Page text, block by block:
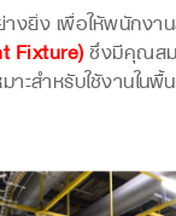
ยิ่ง เพื่อให้พนักงา
Fixture)ซึ่งมีคุณส
สำหรับใช้งานในพื้